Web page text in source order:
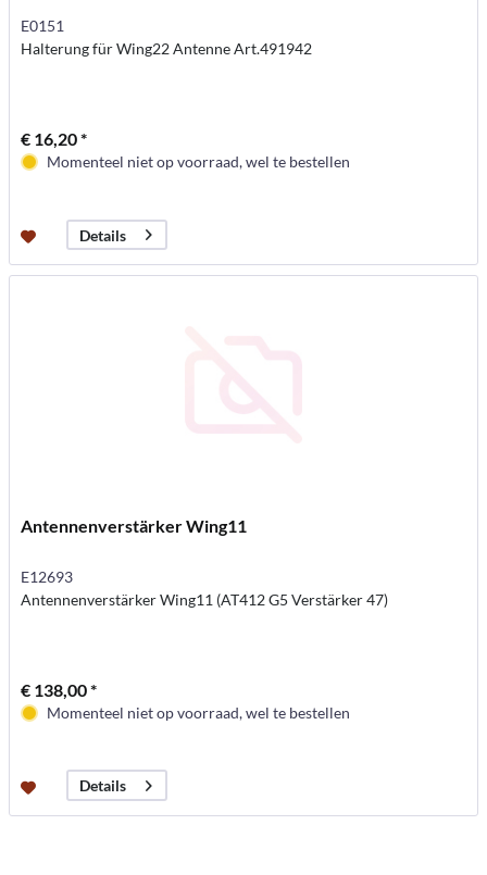
E0151
Halterung für Wing22 Antenne Art.491942
€ 16,20 *
Momenteel niet op voorraad, wel te bestellen
Details
Antennenverstärker Wing11
E12693
Antennenverstärker Wing11 (AT412 G5 Verstärker 47)
€ 138,00 *
Momenteel niet op voorraad, wel te bestellen
Details